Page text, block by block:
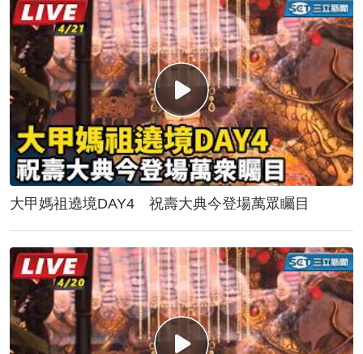
大甲媽祖遶境DAY4 祝壽大典今登場萬眾矚目